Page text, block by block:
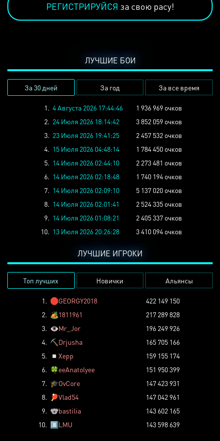
РЕГИСТРИРУЙСЯ за свою расу!
ЛУЧШИЕ БОИ
За 30 дней За год За все время
1. 4 Августа 2026 17:44:46
1 936 969 очков
2. 24 Июля 2026 18:14:42
3 852 059 очков
3. 23 Июля 2026 19:41:25
2 457 532 очков
4. 15 Июля 2026 04:48:14
1 784 450 очков
5. 14 Июля 2026 02:44:10
2 273 481 очков
6. 14 Июля 2026 02:18:48
1 740 194 очков
7. 14 Июля 2026 02:09:10
5 137 020 очков
8. 14 Июля 2026 02:01:41
2 524 335 очков
9. 14 Июля 2026 01:08:21
2 405 337 очков
10. 13 Июля 2026 20:26:28 3 410 094 очков
ЛУЧШИЕ ИГРОКИ
Топ лучших Новички Альянсы
1. 🛑GEORGY2018
422 149 150
2. 🏕️1811961
217 289 828
3. 👁️Mr_Jor
196 249 926
4. ⛏️ Drjusha
165 705 166
5.
◽ Xepp
159 155 174
6. 🍀eeAnatolyee
151 950 399
7. 🎓OvCore
147 423 931
8.
🏓Vlad54
147 042 961
9. 🐨bastilia
143 602 165
10. 8️⃣LMU 143 598 639